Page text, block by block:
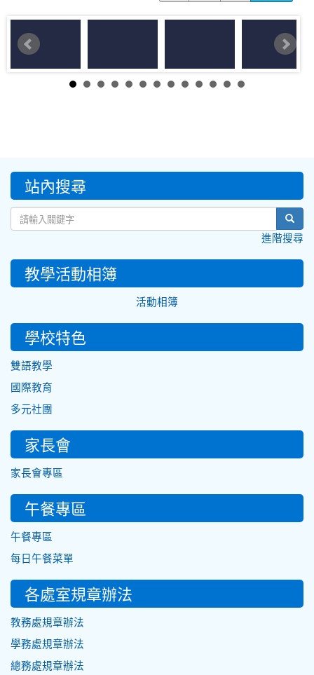
::: 站內搜尋
進階搜尋
教學活動相簿
活動相簿
學校特色
雙語教學
國際教育
多元社團
家長會
家長會專區
午餐專區
午餐專區
每日午餐菜單
各處室規章辦法
教務處規章辦法
學務處規章辦法
總務處規章辦法